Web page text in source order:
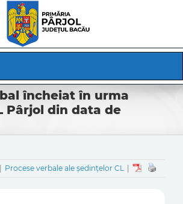
încheiat în urma
Pârjol din data de
Procese verbale ale ședințelor CL